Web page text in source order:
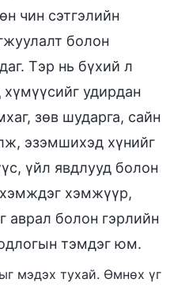
чин сэтгэлийн
болон
Тэр нь бүхий л
хүмүүсийг удирдан
зөв шударга, сайн
эзэмшихэд хүнийг
үйл явдлууд болон
хэмждэг хэмжүүр,
аврал болон гэрлийн
тэмдэг юм.
мэдэх тухай. Өмнөх үг